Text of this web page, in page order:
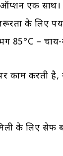
एक साथ।
के लिए
85°C –
काम करती है,
के लिए सेफ